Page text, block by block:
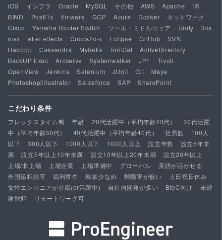
iOS
インフラ Oracle MySQL その他 AWS Apache
IIS
BIND
PostFix Vmware GCP Azure Docker
ネットワーク
Cisco
Yamaha Router Switch ツール・ミドルウェア Unity
3ds
max
after effects Cocos2d-x Eclipse GitHub
SVN
Hadoop
Cassandra Mybatis TomCat
ActiveDirectory
BackUP Exec
Arcserve Systemwalker JP1
Tivoli
OpenView
Jenkins Selenium JUnit Git
Maya
Photoshop/illustrator
Salesforce SAP SharePoint
こだわり条件
フレックスタイム制 年齢 20代活躍中（平均年齢20代）
30代活躍
中（平均年齢30代）
40代活躍中（平均年齢40代） 社員数
100人
以下
300人以下 1000人以下 1000人以上 設立年数
設立5年未
満
設立5年以上10年未満 設立10年以上20年未満
設立20年以上
上場/非上場
上場企業 上場準備中 グローバル
英語が活かせる
外国籍相談可
福利厚生 残業少なめ 離職率が低い
土日祝日休み
女性エンジニアが在籍(or活躍中)
自社内開発が多い BtoC向け
未経
験歓迎
リモートワーク可